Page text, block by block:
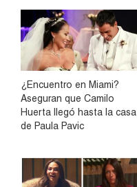
¿Encuentro en Miami?
Aseguran que Camilo
Huerta llegó hasta la casa
de Paula Pavic